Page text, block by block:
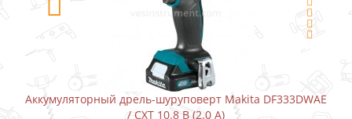
DF333DWAE Аккумуляторный шуруповерт-отвертка